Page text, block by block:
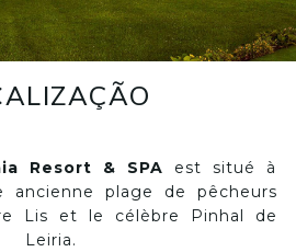
Resort & SPA est situé à
ancienne plage de pêcheurs
Lis et le célèbre Pinhal de
Leiria.